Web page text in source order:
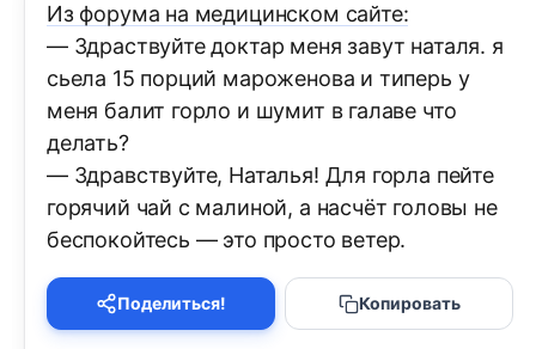
Из форума на медицинском сайте:
— Здраствуйте доктар меня завут наталя. я
сьела 15 порций мароженова и типерь у
меня балит горло и шумит в галаве что
делать?
— Здравствуйте, Наталья! Для горла пейте
горячий чай с малиной, а насчёт головы не
беспокойтесь — это просто ветер.
Поделиться! Копировать